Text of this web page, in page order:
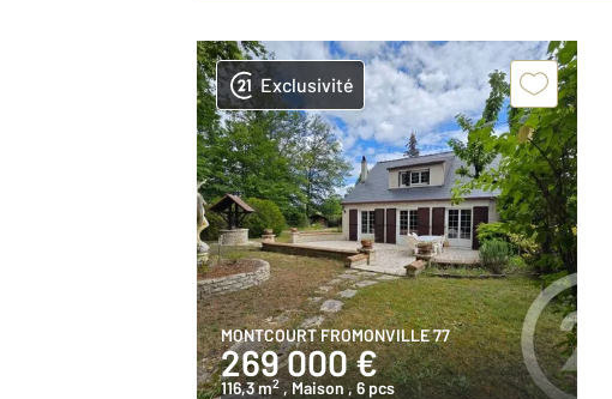
Exclusivité
MONTCOURT FROMONVILLE 77
269 000 €
116,3 m2 , Maison , 6 pcs